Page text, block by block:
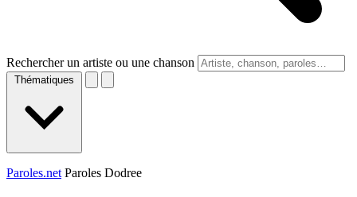
Rechercher un artiste ou une chanson
Thématiques
Paroles.net Paroles Dodree